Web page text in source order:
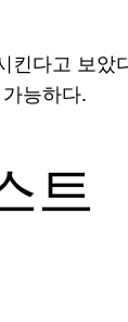
킨다고 보았
능하다.
트